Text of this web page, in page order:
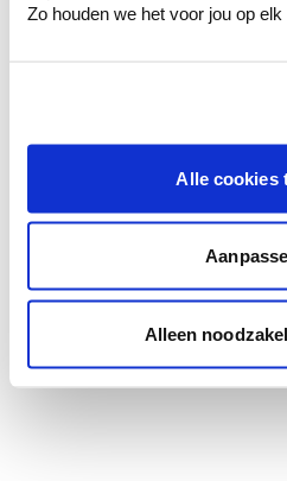
Zo houden we het voor jou op
Alle cookies
Alleen
Conseil
l'éclairage et de
Obtenez un contrôle
murs.